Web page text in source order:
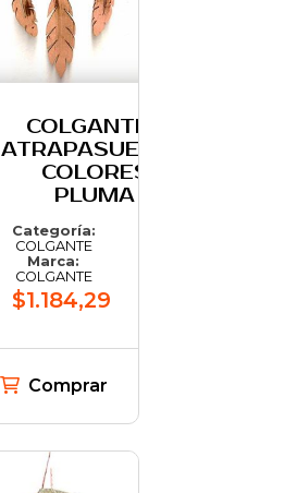
COLGANTES
ATRAPASUENOS
COLORES
PLUMA
Categoría:
COLGANTE
Marca:
COLGANTE
$1.184,29
Comprar